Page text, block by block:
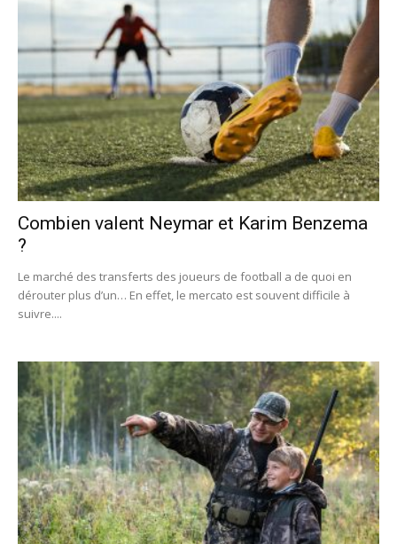
Combien valent Neymar et Karim Benzema
?
Le marché des transferts des joueurs de football a de quoi en
dérouter plus d’un… En effet, le mercato est souvent difficile à
suivre....